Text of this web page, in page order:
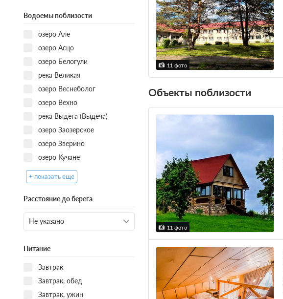
Водоемы поблизости
озеро Але
озеро Асцо
озеро Белогули
река Великая
озеро Веснеболог
озеро Вехно
река Выдега (Выдеча)
озеро Заозерское
озеро Зверино
озеро Кучане
+ показать еще
Расстояние до берега
Питание
Завтрак
Завтрак, обед
Завтрак, ужин
11 фото
Объекты поблизости
11 фото